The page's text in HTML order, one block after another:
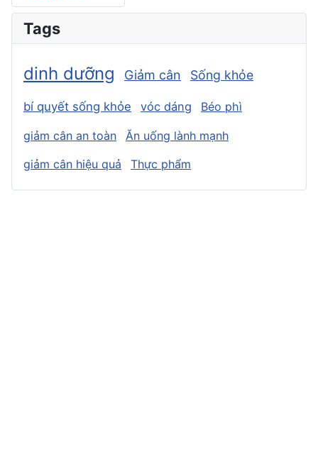
Tags
dinh dưỡng Giảm cân Sống khỏe
bí quyết sống khỏe vóc dáng Béo phì
giảm cân an toàn
Ăn uống lành mạnh
giảm cân hiệu quả
Thực phẩm